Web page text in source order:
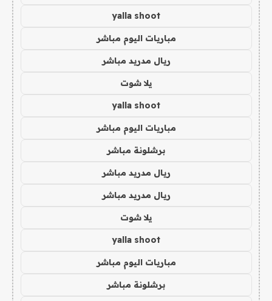
yalla shoot
مباريات اليوم مباشر
ريال مدريد مباشر
يلا شوت
yalla shoot
مباريات اليوم مباشر
برشلونة مباشر
ريال مدريد مباشر
ريال مدريد مباشر
يلا شوت
yalla shoot
مباريات اليوم مباشر
برشلونة مباشر